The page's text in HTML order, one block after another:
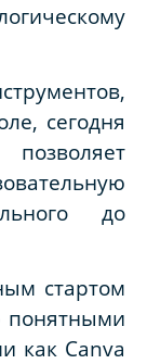
сегодня
до
стартом
понятными
как Canva